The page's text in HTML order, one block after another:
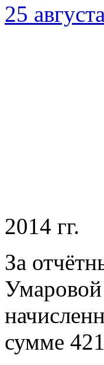
25
2014 гг.
За
Умаровой
сумме